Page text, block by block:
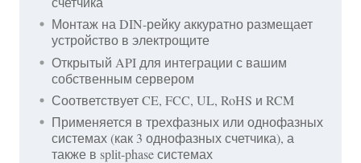
Монтаж на DIN-рейку аккуратно размещает
устройство в электрощите
Открытый API для интеграции с вашим
собственным сервером
Соответствует CE, FCC, UL, RoHS и RCM
Применяется в трехфазных или однофазных
системах (как 3 однофазных счетчика), а
также в split-phase системах